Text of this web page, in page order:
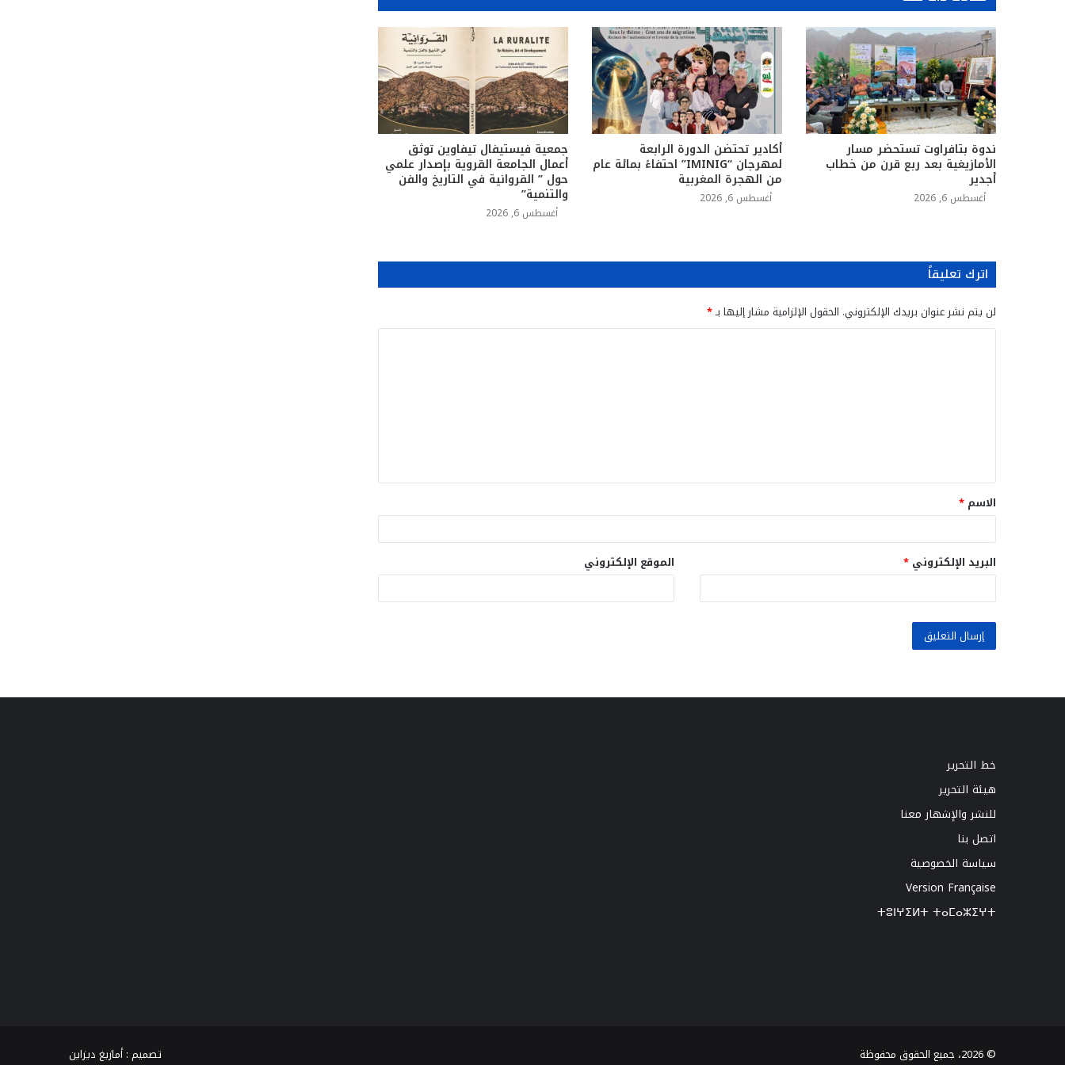
ندوة بتافراوت تستحضر مسار
الأمازيغية بعد ربع قرن من خطاب
أجدير
أغسطس 6, 2026
أكادير تحتضن الدورة الرابعة
لمهرجان “IMINIG” احتفاءً بمائة عام
من الهجرة المغربية
أغسطس 6, 2026
جمعية فيستيفال تيفاوين توثق
أعمال الجامعة القروية بإصدار علمي
حول ” القروانية في التاريخ والفن
والتنمية”
أغسطس 6, 2026
اترك تعليقاً
لن يتم نشر عنوان بريدك الإلكتروني. الحقول الإلزامية مشار إليها بـ*
ق
*
الاسم *
البريد الإلكتروني * الموقع الإلكتروني
خط التحرير
هيئة التحرير
للنشر والإشهار معنا
اتصل بنا
سياسة الخصوصية
Version Française
ⵜⵓⵏⵖⵉⵍⵜ ⵜⴰⵎⴰⵣⵉⵖⵜ
© 2026، جميع الحقوق محفوظة تصميم :أمازيغ ديزاين TikTokواتساب